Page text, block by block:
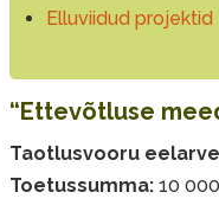
Elluviidud projektid
“Ettevõtluse
Taotlusvooru
Toetussumma:10